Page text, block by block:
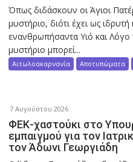
Όπως διδάσκουν οι Άγιοι
μυστήριο, διότι έχει ως ιδρυτή
ενανθρωπήσαντα Υιό και
μυστήριο μπορεί...
Αιτωλοακαρνανία Αποτυπώματα
7 Αυγούστου 2026
ΦΕΚ-χαστούκι στο
εμπαιγμού για τον
τον Άδωνι Γεωργιάδη